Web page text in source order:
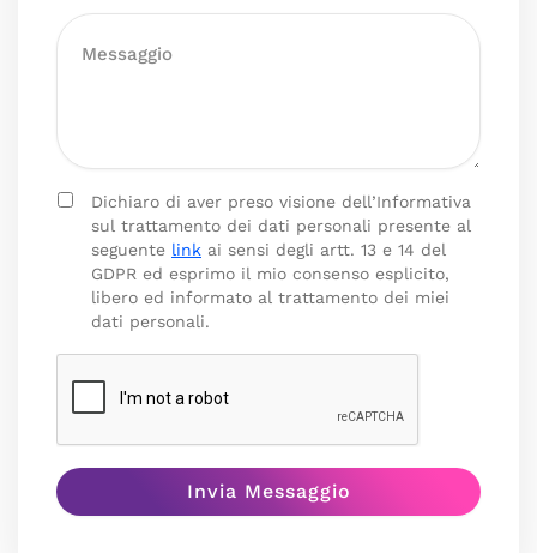
Dichiaro di aver preso visione dell’Informativa
sul trattamento dei dati personali presente al
seguente link ai sensi degli artt. 13 e 14 del
GDPR ed esprimo il mio consenso esplicito,
libero ed informato al trattamento dei miei
dati personali.